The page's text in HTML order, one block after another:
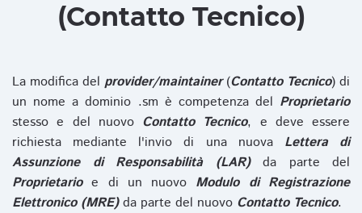
(Contatto Tecnico)
La modifica del provider/maintainer(Contatto Tecnico) di
un nome a dominio .sm è competenza del Proprietario
stesso e del nuovo Contatto Tecnico, e deve essere
richiesta mediante l'invio di una nuova Lettera di
Assunzione di Responsabilità (LAR)da parte del
Proprietarioe di un nuovo Modulo di Registrazione
Elettronico (MRE)da parte del nuovo Contatto Tecnico.